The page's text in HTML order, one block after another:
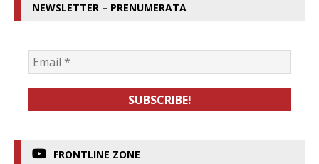
NEWSLETTER – PRENUMERATA
FRONTLINE ZONE